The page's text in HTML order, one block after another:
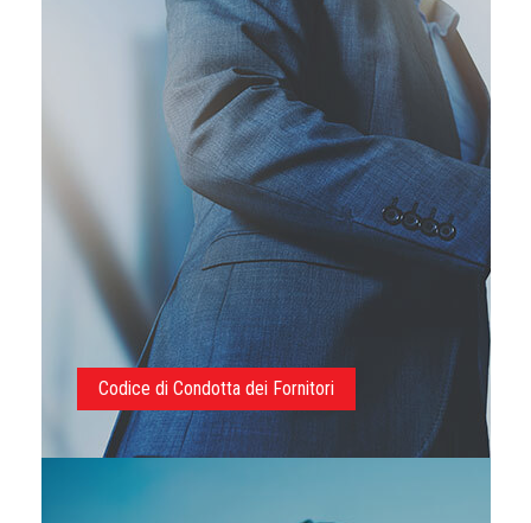
Codice di Condotta dei Fornitori